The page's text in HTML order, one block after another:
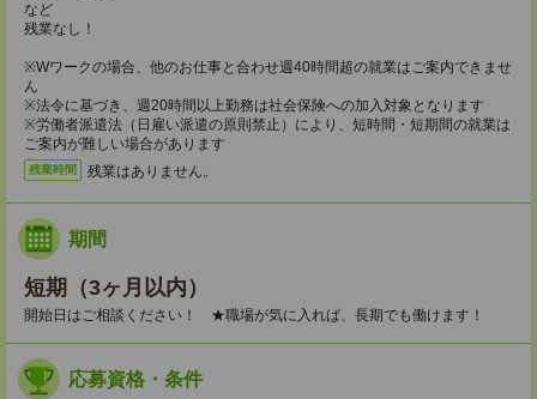
など
残業なし！
※Wワークの場合、他のお仕事と合わせ週40時間超の就業はご案内できませ
ん
※法令に基づき、週20時間以上勤務は社会保険への加入対象となります
※労働者派遣法（日雇い派遣の原則禁止）により、短時間・短期間の就業は
ご案内が難しい場合があります
残業時間 残業はありません。
期間
短期（3ヶ月以内）
開始日はご相談ください！ ★職場が気に入れば、長期でも働けます！
応募資格・条件